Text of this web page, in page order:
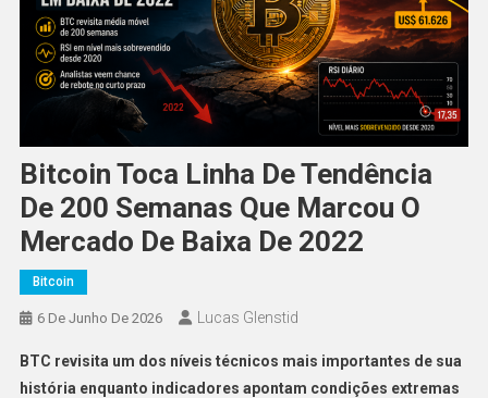
Bitcoin Toca Linha De Tendência
De 200 Semanas Que Marcou O
Mercado De Baixa De 2022
Bitcoin
6 De Junho De 2026 Lucas Glenstid
BTC revisita um dos níveis técnicos mais importantes de sua
história enquanto indicadores apontam condições extremas